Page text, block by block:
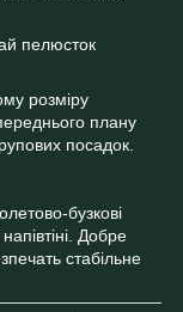
пелюсток
розміру
плану
посадок.
бузкові
Добре
стабільне